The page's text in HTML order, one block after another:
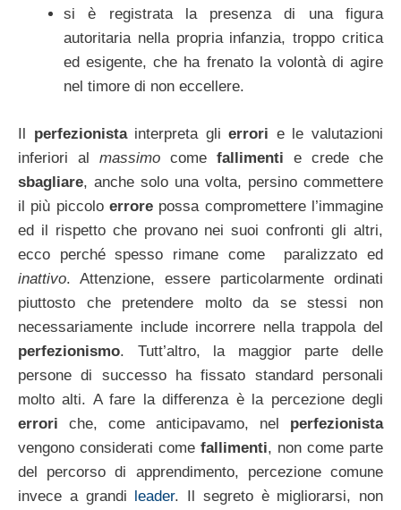
si è registrata la presenza di una figura
autoritaria nella propria infanzia, troppo critica
ed esigente, che ha frenato la volontà di agire
nel timore di non eccellere.
Il perfezionistainterpreta glierrori e le valutazioni
inferiori al massimo come fallimenti e crede che
sbagliare, anche solo una volta, persino commettere
il più piccolo errore possa compromettere l’immagine
ed il rispetto che provano nei suoi confronti gli altri,
ecco perché spesso rimane come paralizzato ed
inattivo. Attenzione, essere particolarmente ordinati
piuttosto che pretendere molto da se stessi non
necessariamente include incorrere nella trappola del
perfezionismo. Tutt’altro, la maggior parte delle
persone di successo ha fissato standard personali
molto alti. A fare la differenza è la percezione degli
errori che, come anticipavamo, nel perfezionista
vengono considerati come fallimenti, non come parte
del percorso di apprendimento, percezione comune
invece a grandi leader. Il segreto è migliorarsi, non